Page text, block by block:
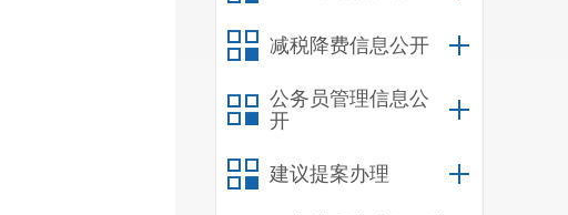
减税降费信息公开
公务员管理信息公
开
建议提案办理